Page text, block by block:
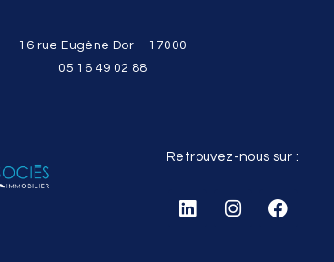
16 rue Eugène Dor – 17000
05 16 49 02 88
Retrouvez-nous sur :